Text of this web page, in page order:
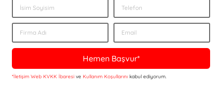
*İletişim Web KVKK İbaresi ve Kullanım Koşullarını kabul ediyorum.
Hemen Başvur*